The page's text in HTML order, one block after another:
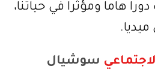
هاما ومؤثرا في حياتنا،
سوشيال